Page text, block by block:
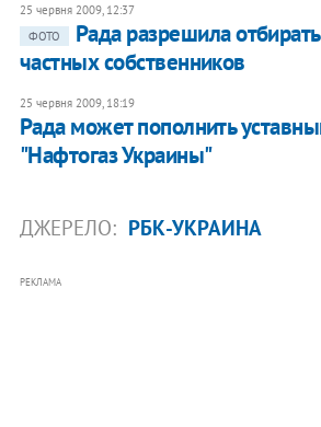
25 червня 2009, 12:37
ФОТО
Рада разрешила
частных собственников
25 червня 2009, 18:19
Рада может пополнить
"Нафтогаз Украины"
ДЖЕРЕЛО: РБК-УКРАИНА
РЕКЛАМА